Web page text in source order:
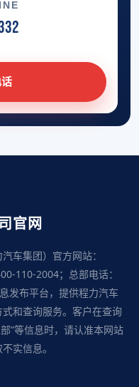
官网
车集团）官方网站：
110-2004；总部电话：
发布平台，提供程力汽车
和查询服务。客户在查询
”等信息时，请认准本网站
实信息。